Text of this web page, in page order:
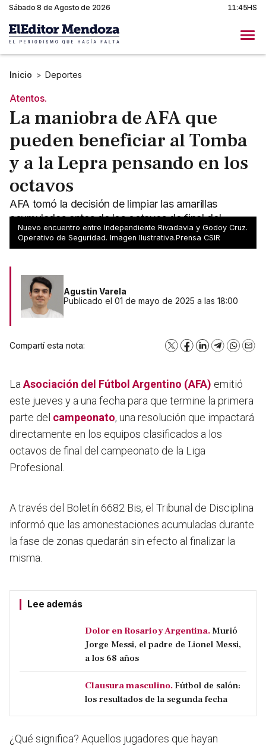
Sábado 8 de Agosto de 2026 11:45HS
Inicio > Deportes
Atentos.
La maniobra de AFA que
pueden beneficiar al Tomba
y a la Lepra pensando en los
octavos
AFA tomó la decisión de limpiar las amarillas
acumuladas antes de los octavos de final del
Torneo Apertura.
Nuevo encuentro entre Independiente Rivadavia y Godoy Cruz.
Operativo de Seguridad. Imagen Ilustrativa.Prensa CSIR
Agustin Varela
Publicado el 01 de mayo de 2025 a las 18:00
Compartí esta nota: X Facebook
LinkedInTelegram
La Asociación del Fútbol Argentino (AFA) emitió
este jueves y a una fecha para que termine la primera
parte del campeonato, una resolución que impactará
directamente en los equipos clasificados a los
octavos de final del campeonato de la Liga
Profesional.
A través del Boletín 6682 Bis, el Tribunal de Disciplina
informó que las amonestaciones acumuladas durante
la fase de zonas quedarán sin efecto al finalizar la
misma.
Lee además
Dolor en Rosario y Argentina. Murió
Jorge Messi, el padre de Lionel Messi,
a los 68 años
Clausura masculino. Fútbol de salón:
los resultados de la segunda fecha
¿Qué significa? Aquellos jugadores que hayan